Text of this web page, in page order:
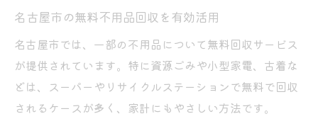
不用品回収でリサイクルステーションを使
資源ステーション場所の探し方と注意点
24時間対応のリサイクルステーションの利
名古屋市の無料不用品回収を有効活用
名古屋市では、一部の不用品について無料回収サービス
が提供されています。特に資源ごみや小型家電、古着な
どは、スーパーやリサイクルステーションで無料で回収
されるケースが多く、家計にもやさしい方法です。